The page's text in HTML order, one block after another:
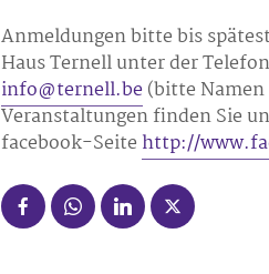
Anmeldungen bitte bis
Haus Ternell unter der
info@ternell.be(bitte
Veranstaltungen finden Sie
facebook-Seite http://